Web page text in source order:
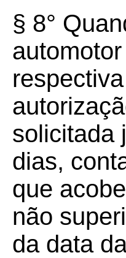
§ 8°
solicitada
dias,
que
não
da data